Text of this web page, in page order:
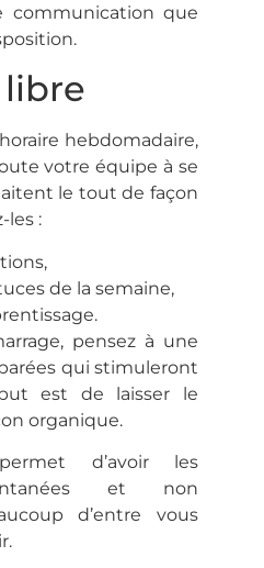
communication que
libre
hebdomadaire,
votre équipe à se
le tout de façon
les :
de la semaine,
pensez à une
qui stimuleront
est de laisser le
organique.
d’avoir les
et non
d’entre vous